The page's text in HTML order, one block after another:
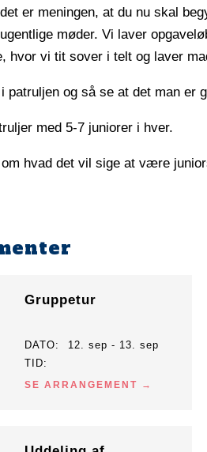
er meningen, at du nu skal
møder. Vi laver
hvor vi tit sover i telt og laver
patruljen og så se at det man er
med 5-7 juniorer i hver.
hvad det vil sige at være
Gruppetur
DATO
12. sep - 13. sep
TID
SE ARRANGEMENT